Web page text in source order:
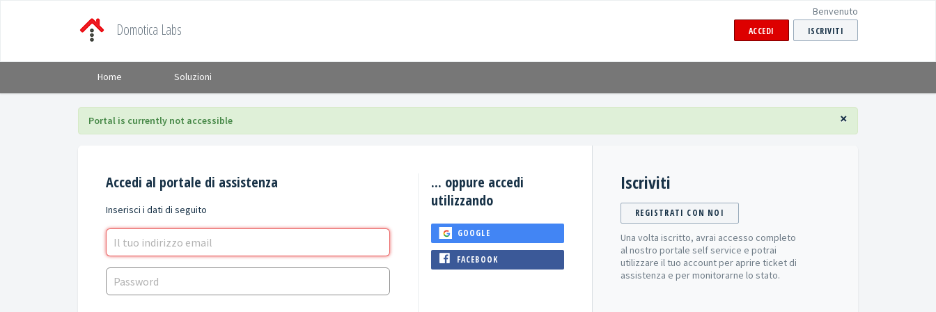
Domotica Labs
Benvenuto
ACCEDI ISCRIVITI
Home Soluzioni
×
Portal is currently not accessible
Accedi al portale di assistenza
Inserisci i dati di seguito
... oppure accedi
utilizzando
GOOGLE
FACEBOOK
Iscriviti
REGISTRATI CON NOI
Una volta iscritto, avrai accesso completo
al nostro portale self service e potrai
utilizzare il tuo account per aprire ticket di
assistenza e per monitorarne lo stato.